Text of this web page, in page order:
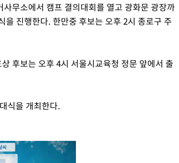
무소에서 캠프 결의대회를 열고 광화문 광장까
진행한다. 한만중 후보는 오후 2시 종로구 주
후보는 오후 4시 서울시교육청 정문 앞에서 출
식을 개최한다.